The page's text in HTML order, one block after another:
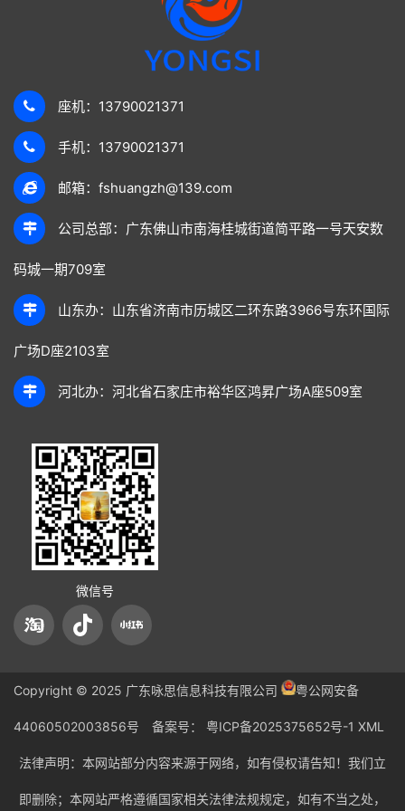
座机：13790021371
手机：13790021371
邮箱：fshuangzh@139.com
公司总部：广东佛山市南海桂城街道简平路一号天安数
码城一期709室
山东办：山东省济南市历城区二环东路3966号东环国际
广场D座2103室
河北办：河北省石家庄市裕华区鸿昇广场A座509室
微信号
Copyright © 2025 广东咏思信息科技有限公司 粤公网安备
44060502003856号 备案号： 粤ICP备2025375652号-1 XML
法律声明：本网站部分内容来源于网络，如有侵权请告知！我们立
即删除；本网站严格遵循国家相关法律法规规定，如有不当之处，